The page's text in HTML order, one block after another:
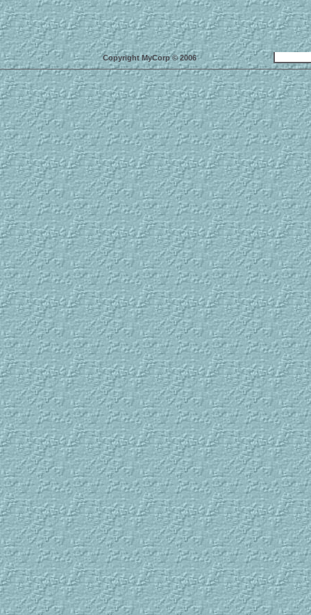
Copyright MyCorp © 2006